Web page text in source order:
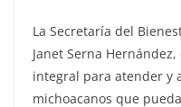
La Secretaría del
Janet Serna
integral para atender y
michoacanos que